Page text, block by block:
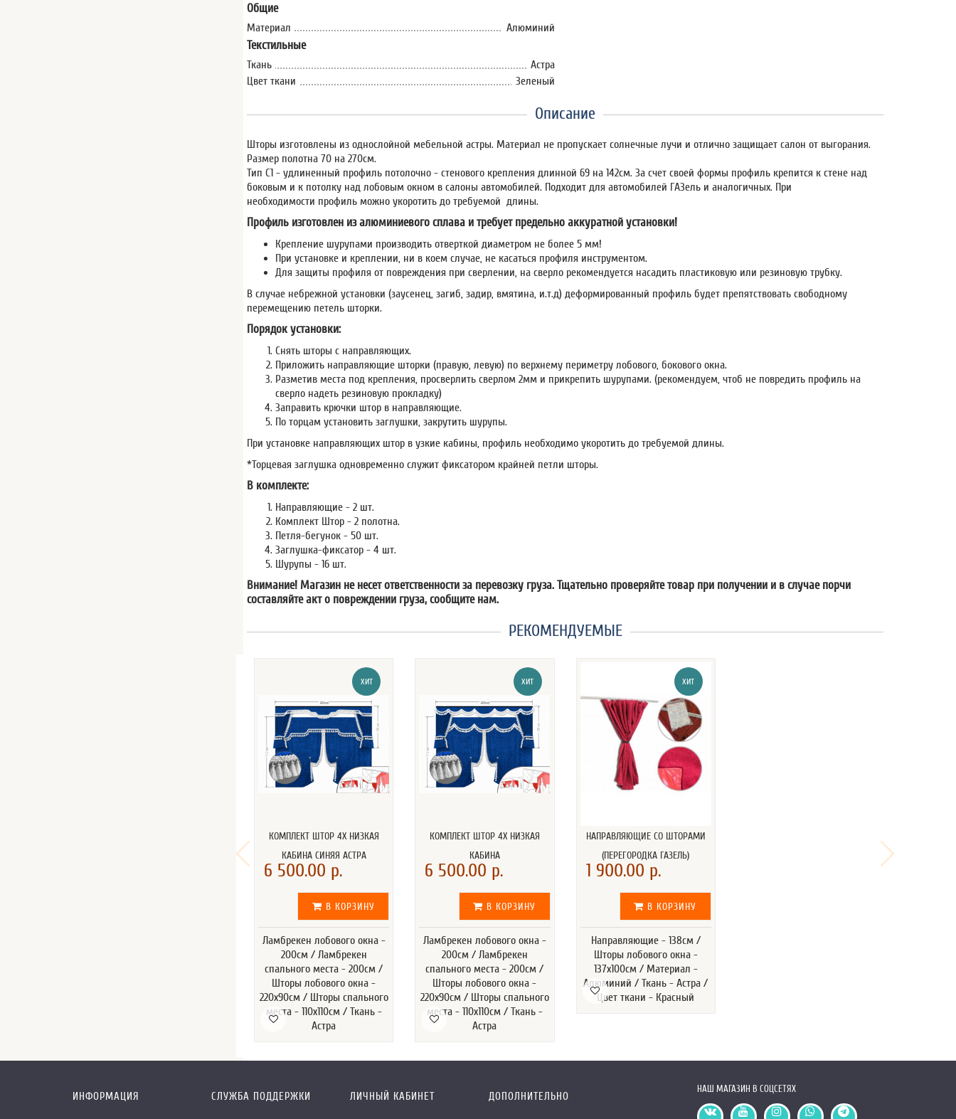
Общие
Материал Алюминий
Текстильные
Ткань
Астра
Цвет ткани
Зеленый
Описание
Шторы изготовлены из однослойной мебельной астры. Материал не пропускает солнечные лучи и отлично защищает салон от выгорания.
Размер полотна 70 на 270см.
Тип С1 - удлиненный профиль потолочно - стенового крепления длинной 69 на 142см. За счет своей формы профиль крепится к стене над
боковым и к потолку над лобовым окном в салоны автомобилей. Подходит для автомобилей ГАЗель и аналогичных. При
необходимости профиль можно укоротить до требуемой длины.
Профиль изготовлен из алюминиевого сплава и требует предельно аккуратной установки!
Крепление шурупами производить отверткой диаметром не более 5 мм!
При установке и креплении, ни в коем случае, не касаться профиля инструментом.
Для защиты профиля от повреждения при сверлении, на сверло рекомендуется насадить пластиковую или резиновую трубку.
В случае небрежной установки (заусенец, загиб, задир, вмятина, и.т.д) деформированный профиль будет препятствовать свободному
перемещению петель шторки.
Порядок установки:
Снять шторы с направляющих.
Приложить направляющие шторки (правую, левую) по верхнему периметру лобового, бокового окна.
Разметив места под крепления, просверлить сверлом 2мм и прикрепить шурупами. (рекомендуем, чтоб не повредить профиль на
сверло надеть резиновую прокладку)
Заправить крючки штор в направляющие.
По торцам установить заглушки, закрутить шурупы.
При установке направляющих штор в узкие кабины, профиль необходимо укоротить до требуемой длины.
*Торцевая заглушка одновременно служит фиксатором крайней петли шторы.
В комплекте:
Направляющие - 2 шт.
Комплект Штор - 2 полотна.
Петля-бегунок - 50 шт.
Заглушка-фиксатор - 4 шт.
Шурупы - 16 шт.
Внимание! Магазин не несет ответственности за перевозку груза. Тщательно проверяйте товар при получении и в случае порчи
составляйте акт о повреждении груза, сообщите нам.
РЕКОМЕНДУЕМЫЕ
ХИТ
КОМПЛЕКТ ШТОР 4Х НИЗКАЯ
КАБИНА СИНЯЯ АСТРА
6 500.00 р.
В КОРЗИНУ
Ламбрекен лобового окна -
200см / Ламбрекен
спального места - 200см /
Шторы лобового окна -
220х90см / Шторы спального
места - 110х110см / Ткань -
Астра
ХИТ
КОМПЛЕКТ ШТОР 4Х НИЗКАЯ
КАБИНА
6 500.00 р.
В КОРЗИНУ
Ламбрекен лобового окна -
200см / Ламбрекен
спального места - 200см /
Шторы лобового окна -
220х90см / Шторы спального
места - 110х110см / Ткань -
Астра
ХИТ
НАПРАВЛЯЮЩИЕ СО ШТОРАМИ
(ПЕРЕГОРОДКА ГАЗЕЛЬ)
1 900.00 р.
В КОРЗИНУ
Направляющие - 138см /
Шторы лобового окна -
137х100см / Материал -
Алюминий / Ткань - Астра /
Цвет ткани - Красный
ИНФОРМАЦИЯ СЛУЖБА ПОДДЕРЖКИ ЛИЧНЫЙ КАБИНЕТ ДОПОЛНИТЕЛЬНО
НАШ МАГАЗИН В СОЦСЕТЯХ